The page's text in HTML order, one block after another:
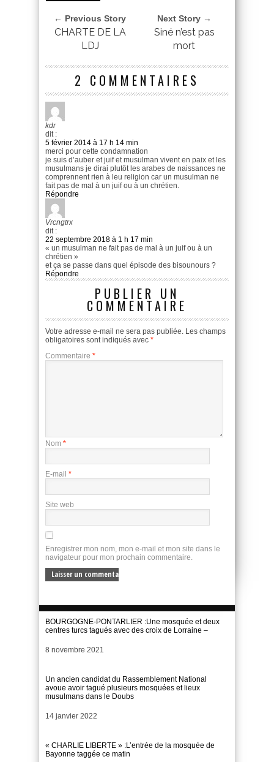
← Previous Story
CHARTE DE LA
LDJ
Next Story →
Siné n’est pas
mort
2 COMMENTAIRES
kdr
dit :
5 février 2014 à 17 h 14 min
merci pour cette condamnation
je suis d’auber et juif et musulman vivent en paix et les
musulmans je dirai plutôt les arabes de naissances ne
comprennent rien à leu religion car un musulman ne
fait pas de mal à un juif ou à un chrétien.
Répondre
Vrcngtrx
dit :
22 septembre 2018 à 1 h 17 min
« un musulman ne fait pas de mal à un juif ou à un
chrétien »
et ça se passe dans quel épisode des bisounours ?
Répondre
PUBLIER UN
COMMENTAIRE
Votre adresse e-mail ne sera pas publiée. Les champs
obligatoires sont indiqués avec *
Commentaire *
Nom *
E-mail *
Site web
Enregistrer mon nom, mon e-mail et mon site dans le
navigateur pour mon prochain commentaire.
BOURGOGNE-PONTARLIER :Une mosquée et deux
centres turcs tagués avec des croix de Lorraine –
Date
8 novembre 2021
Un ancien candidat du Rassemblement National
avoue avoir tagué plusieurs mosquées et lieux
musulmans dans le Doubs
Date
14 janvier 2022
« CHARLIE LIBERTE » :L’entrée de la mosquée de
Bayonne taggée ce matin